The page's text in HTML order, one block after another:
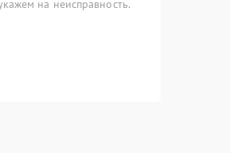
на неисправность.